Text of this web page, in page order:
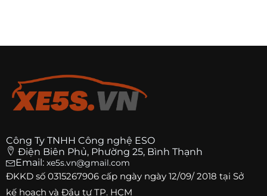
Công Ty TNHH Công nghệ ESO
Điện Biên Phủ, Phường 25, Bình Thạnh
Email: xe5s.vn@gmail.com
ĐKKD số 0315267906 cấp ngày ngày 12/09/ 2018 tại Sở
kế hoạch và Đầu tư TP. HCM